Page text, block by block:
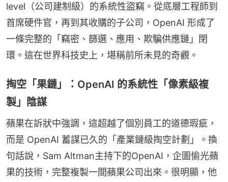
level（公司建制級）的系統性盜竊。從底層工程師到
首席硬件官，再到其收購的子公司，OpenAI 形成了
一條完整的「竊密、篩選、應用、欺騙供應鏈」閉
環。這在世界科技史上，堪稱前所未見的奇觀。
掏空「果鏈」：OpenAI 的系統性「像素級複
製」陰謀
蘋果在訴狀中強調，這超越了個別員工的道德瑕疵，
而是 OpenAI 蓄謀已久的「產業鏈級掏空計劃」。換
句話說，Sam Altman主持下的OpenAI，企圖偷光蘋
果的技術，完整複製一間蘋果公司出來。很明顯，他